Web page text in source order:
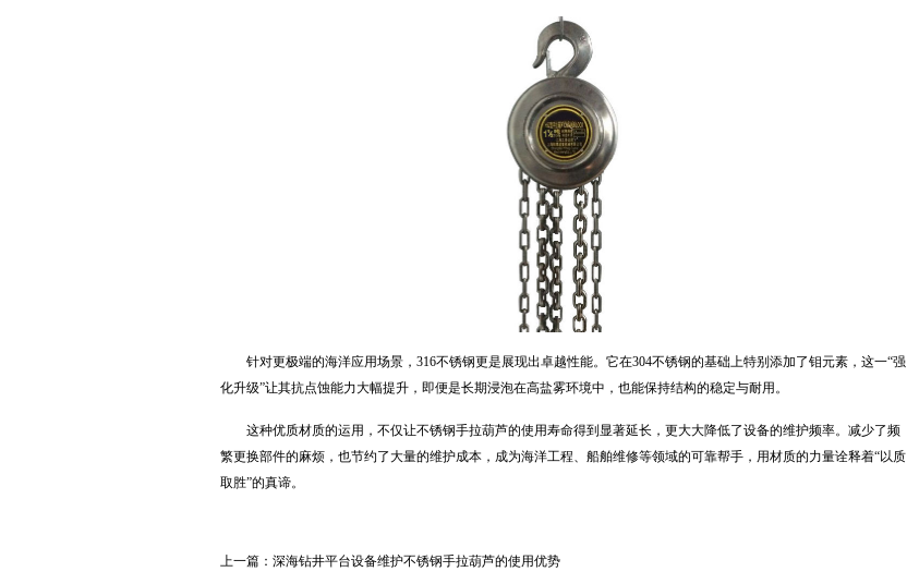
针对更极端的海洋应用场景，316不锈钢更是展现出卓越性能。它在304不锈钢的基础上特别添加了钼元素，这一“强
化升级”让其抗点蚀能力大幅提升，即便是长期浸泡在高盐雾环境中，也能保持结构的稳定与耐用。
这种优质材质的运用，不仅让不锈钢手拉葫芦的使用寿命得到显著延长，更大大降低了设备的维护频率。减少了频
繁更换部件的麻烦，也节约了大量的维护成本，成为海洋工程、船舶维修等领域的可靠帮手，用材质的力量诠释着“以质
取胜”的真谛。
上一篇： 深海钻井平台设备维护不锈钢手拉葫芦的使用优势